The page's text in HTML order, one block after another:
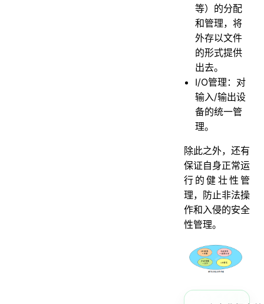
等）的分配
和管理，将
外存以文件
的形式提供
出去。
I/O管理：对
输入/输出设
备的统一管
理。
除此之外，还有
保证自身正常运
行的健壮性管
理，防止非法操
作和入侵的安全
性管理。